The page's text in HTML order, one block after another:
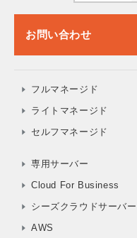
お問い合わせ
フルマネージド
ライトマネージド
セルフマネージド
専用サーバー
Cloud For Business
シーズクラウドサーバー
AWS